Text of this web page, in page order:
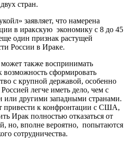
стран.
заявляет, что намерена
в иракскую экономику с 8 до 45
один признак растущей
России в Ираке.
также воспринимать
возможность сформировать
с крупной державой, особенно
легче иметь дело, чем с
другими западными странами.
привести к конфронтации с США,
Ирак полностью отказаться от
но, вполне вероятно, попытаются
сотрудничества.